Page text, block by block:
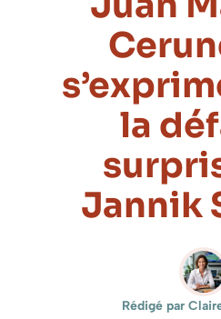
la
Jannik
Rédigé par